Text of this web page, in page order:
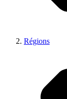
Régions